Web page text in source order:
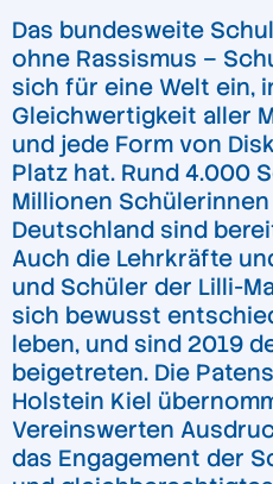
Das bundesweite
ohne Rassismus –
sich für eine Welt ein,
Gleichwertigkeit aller
und jede Form von
Platz hat. Rund 4.000
Millionen
Deutschland sind
Auch die Lehrkräfte
und Schüler der Lilli-
sich bewusst
leben, und sind 2019
beigetreten. Die
Holstein Kiel
Vereinswerten
das Engagement der